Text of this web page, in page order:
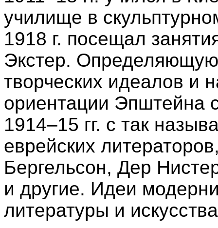
училище в
1918 г. посещал
Экстер.
творческих идеалов и
ориентации Эпштейна
1914–15 гг. с так
еврейских
Бергельсон, Дер
и другие. Идеи
литературы и